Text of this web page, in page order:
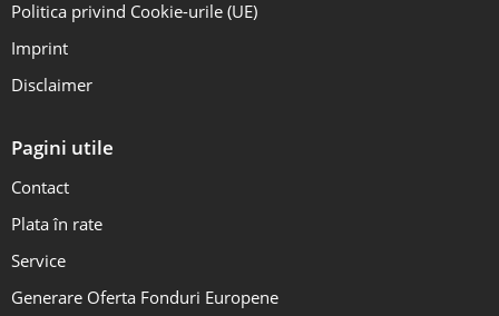
Politica privind Cookie-urile (UE)
Imprint
Disclaimer
Pagini utile
Contact
Plata în rate
Service
Generare Oferta Fonduri Europene